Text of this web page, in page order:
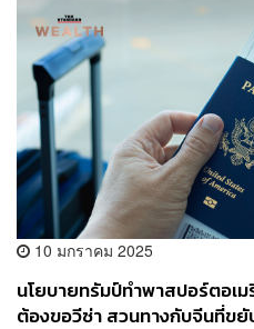
10 มกราคม 2025
นโยบายทรัมป์ทำพาสปอร์ตอเ
ต้องขอวีซ่า สวนทางกับจีนที่ข